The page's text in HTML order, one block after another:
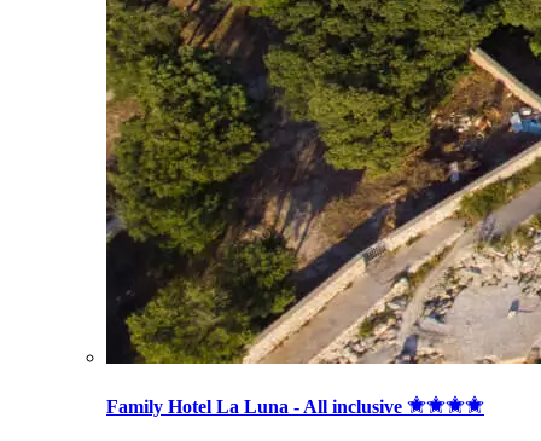
Family Hotel La Luna - All inclusive